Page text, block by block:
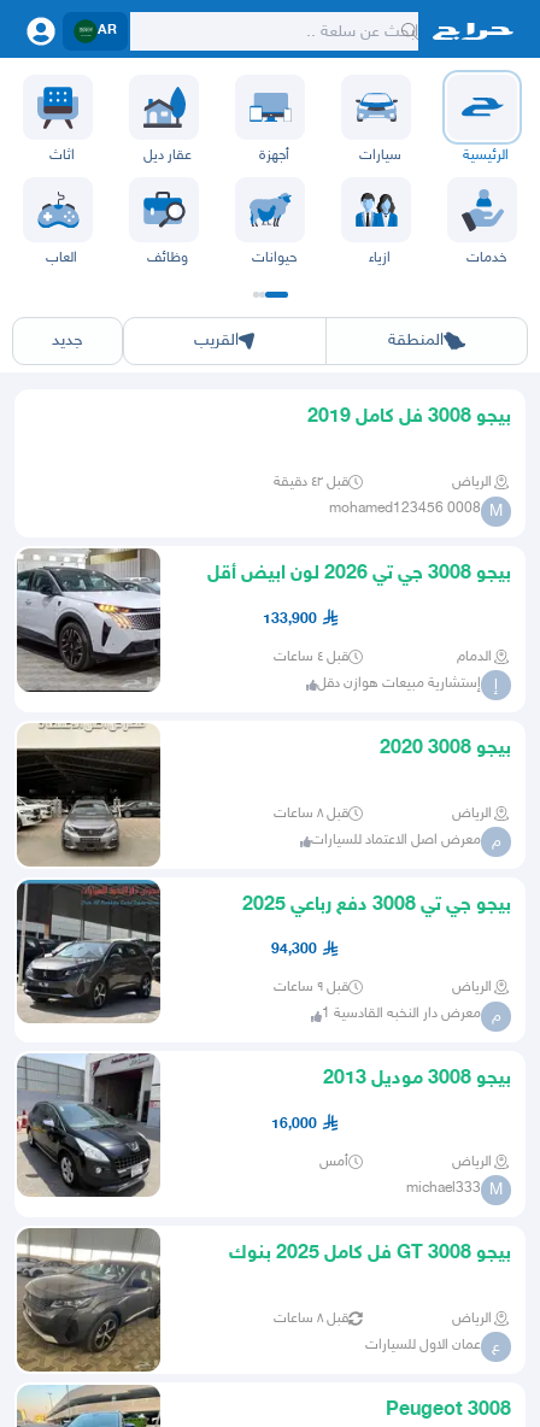
AR
الرئيسية سيارات أجهزة عقار ديل اثاث
خدمات ازياء حيوانات وظائف العاب
المنطقة
الرياض الشرقيه المدينة الطايف القصيمحائل الباحة
القريب جديد
بيجو 3008 فل كامل 2019
الرياض قبل ٤٢ دقيقة
M
mohamed123456 0008
بيجو 3008 جي تي 2026 لون ابيض أقل
133,900
الدمام قبل ٤ ساعات
إ إستشارية مبيعات هوازن دقل
بيجو 3008 2020
الرياض قبل ٨ ساعات
م معرض اصل الاعتماد للسيارات
بيجو جي تي 3008 دفع رباعي 2025
94,300
الرياض قبل ٩ ساعات
م معرض دار النخبه القادسية 1
بيجو 3008 موديل 2013
16,000
الرياض أمس
M
michael333
بيجو GT 3008 فل كامل 2025 بنوك
الرياض قبل ٨ ساعات
ع عمان الاول للسيارات
Peugeot 3008